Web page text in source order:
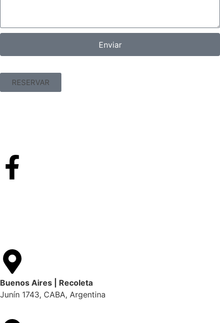
Enviar
RESERVAR
Buenos Aires | Recoleta
Junín 1743, CABA, Argentina